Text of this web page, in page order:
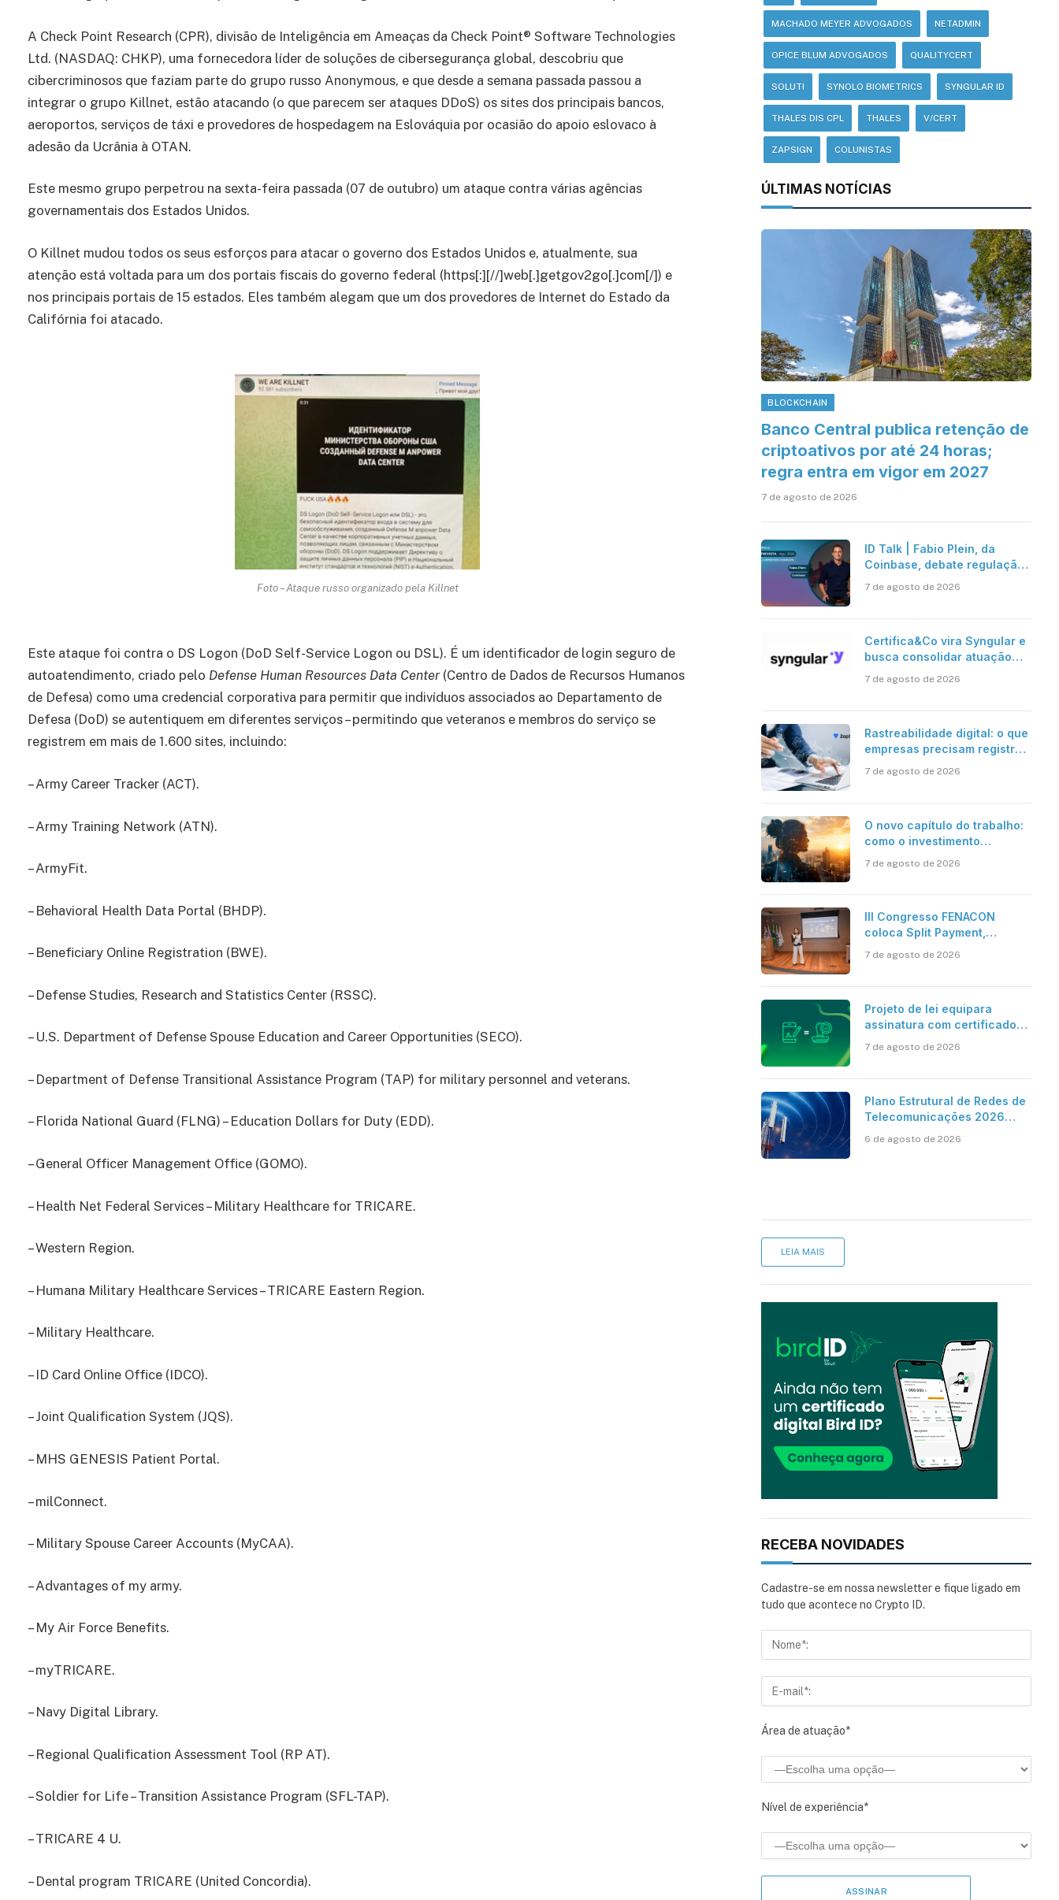
A Check Point Research (CPR), divisão de Inteligência em Ameaças da Check Point® Software Technologies
Ltd. (NASDAQ: CHKP), uma fornecedora líder de soluções de cibersegurança global, descobriu que
cibercriminosos que faziam parte do grupo russo Anonymous, e que desde a semana passada passou a
integrar o grupo Killnet, estão atacando (o que parecem ser ataques DDoS) os sites dos principais bancos,
aeroportos, serviços de táxi e provedores de hospedagem na Eslováquia por ocasião do apoio eslovaco à
adesão da Ucrânia à OTAN.
Este mesmo grupo perpetrou na sexta-feira passada (07 de outubro) um ataque contra várias agências
governamentais dos Estados Unidos.
O Killnet mudou todos os seus esforços para atacar o governo dos Estados Unidos e, atualmente, sua
atenção está voltada para um dos portais fiscais do governo federal (https[:][//]web[.]getgov2go[.]com[/]) e
nos principais portais de 15 estados. Eles também alegam que um dos provedores de Internet do Estado da
Califórnia foi atacado.
Foto – Ataque russo organizado pela Killnet
Este ataque foi contra o DS Logon (DoD Self-Service Logon ou DSL). É um identificador de login seguro de
autoatendimento, criado pelo Defense Human Resources Data Center(Centro de Dados de Recursos Humanos
de Defesa) como uma credencial corporativa para permitir que indivíduos associados ao Departamento de
Defesa (DoD) se autentiquem em diferentes serviços – permitindo que veteranos e membros do serviço se
registrem em mais de 1.600 sites, incluindo:
– Army Career Tracker (ACT).
– Army Training Network (ATN).
– ArmyFit.
– Behavioral Health Data Portal (BHDP).
– Beneficiary Online Registration (BWE).
– Defense Studies, Research and Statistics Center (RSSC).
– U.S. Department of Defense Spouse Education and Career Opportunities (SECO).
– Department of Defense Transitional Assistance Program (TAP) for military personnel and veterans.
– Florida National Guard (FLNG) – Education Dollars for Duty (EDD).
– General Officer Management Office (GOMO).
– Health Net Federal Services – Military Healthcare for TRICARE.
– Western Region.
– Humana Military Healthcare Services – TRICARE Eastern Region.
– Military Healthcare.
– ID Card Online Office (IDCO).
– Joint Qualification System (JQS).
– MHS GENESIS Patient Portal.
– milConnect.
– Military Spouse Career Accounts (MyCAA).
– Advantages of my army.
– My Air Force Benefits.
– myTRICARE.
– Navy Digital Library.
– Regional Qualification Assessment Tool (RP AT).
– Soldier for Life – Transition Assistance Program (SFL-TAP).
– TRICARE 4 U.
– Dental program TRICARE (United Concordia).
MACHADO MEYER ADVOGADOS NETADMIN
OPICE BLUM ADVOGADOS QUALITYCERT
SOLUTI SYNOLO BIOMETRICS SYNGULAR ID
THALES DIS CPL THALES V/CERT
ZAPSIGN COLUNISTAS
ÚLTIMAS NOTÍCIAS
BLOCKCHAIN
Banco Central publica retenção de
criptoativos por até 24 horas;
regra entra em vigor em 2027
7 de agosto de 2026
ID Talk | Fabio Plein, da
Coinbase, debate regulação,
7 de agosto de 2026
Certifica&Co vira Syngular e
busca consolidar atuação
7 de agosto de 2026
Rastreabilidade digital: o que
empresas precisam registrar
7 de agosto de 2026
O novo capítulo do trabalho:
como o investimento
científica revela a
7 de agosto de 2026
III Congresso FENACON
coloca Split Payment,
centro dos debates
7 de agosto de 2026
Projeto de lei equipara
assinatura com certificado
reconhecimento de firma em
7 de agosto de 2026
Plano Estrutural de Redes de
Telecomunicações 2026
móvel, mas mantém desafio
6 de agosto de 2026
LEIA MAIS
RECEBA NOVIDADES
Cadastre-se em nossa newsletter e fique ligado em
tudo que acontece no Crypto ID.
Área de atuação*
Nível de experiência*